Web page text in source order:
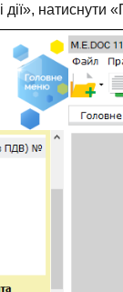
натиснути